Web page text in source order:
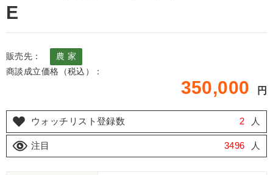
E
販売先：
農 家
商談成立価格（税込）：
350,000 円
ウォッチリスト登録数 2 人
注目 3496 人